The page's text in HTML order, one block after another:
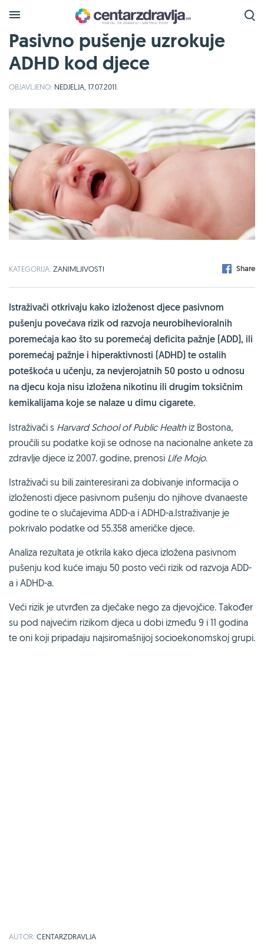
Pasivno pušenje uzrokuje
ADHD kod djece
OBJAVLJENO: NEDJELJA, 17.07.2011.
KATEGORIJA: ZANIMLJIVOSTI Share
Istraživači otkrivaju kako izloženost djece pasivnom
pušenju povećava rizik od razvoja neurobihevioralnih
poremećaja kao što su poremećaj deficita pažnje (ADD), ili
poremećaj pažnje i hiperaktivnosti (ADHD) te ostalih
poteškoća u učenju, za nevjerojatnih 50 posto u odnosu
na djecu koja nisu izložena nikotinu ili drugim toksičnim
kemikalijama koje se nalaze u dimu cigarete.
Istraživači s Harvard School of Public Healthiz Bostona,
proučili su podatke koji se odnose na nacionalne ankete za
zdravlje djece iz 2007. godine, prenosi Life Mojo.
Istraživači su bili zainteresirani za dobivanje informacija o
izloženosti djece pasivnom pušenju do njihove dvanaeste
godine te o slučajevima ADD-a i ADHD-a.Istraživanje je
pokrivalo podatke od 55.358 američke djece.
Analiza rezultata je otkrila kako djeca izložena pasivnom
pušenju kod kuće imaju 50 posto veći rizik od razvoja ADD-
a i ADHD-a.
Veći rizik je utvrđen za dječake nego za djevojčice. Također
su pod najvećim rizikom djeca u dobi između 9 i 11 godina
te oni koji pripadaju najsiromašnijoj socioekonomskoj grupi.
AUTOR: CENTARZDRAVLJA